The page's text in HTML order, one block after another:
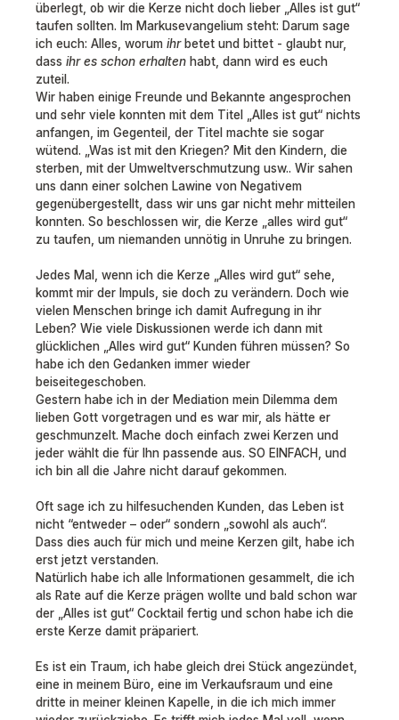
überlegt, ob wir die Kerze nicht doch lieber „Alles ist gut“
taufen sollten. Im Markusevangelium steht: Darum sage
ich euch: Alles, worum ihrbetet und bittet - glaubt nur,
dass ihr es schon erhalten habt, dann wird es euch
zuteil.
Wir haben einige Freunde und Bekannte angesprochen
und sehr viele konnten mit dem Titel „Alles ist gut“ nichts
anfangen, im Gegenteil, der Titel machte sie sogar
wütend. „Was ist mit den Kriegen? Mit den Kindern, die
sterben, mit der Umweltverschmutzung usw.. Wir sahen
uns dann einer solchen Lawine von Negativem
gegenübergestellt, dass wir uns gar nicht mehr mitteilen
konnten. So beschlossen wir, die Kerze „alles wird gut“
zu taufen, um niemanden unnötig in Unruhe zu bringen.
Jedes Mal, wenn ich die Kerze „Alles wird gut“ sehe,
kommt mir der Impuls, sie doch zu verändern. Doch wie
vielen Menschen bringe ich damit Aufregung in ihr
Leben? Wie viele Diskussionen werde ich dann mit
glücklichen „Alles wird gut“ Kunden führen müssen? So
habe ich den Gedanken immer wieder
beiseitegeschoben.
Gestern habe ich in der Mediation mein Dilemma dem
lieben Gott vorgetragen und es war mir, als hätte er
geschmunzelt. Mache doch einfach zwei Kerzen und
jeder wählt die für Ihn passende aus. SO EINFACH, und
ich bin all die Jahre nicht darauf gekommen.
Oft sage ich zu hilfesuchenden Kunden, das Leben ist
nicht “entweder – oder“ sondern „sowohl als auch“.
Dass dies auch für mich und meine Kerzen gilt, habe ich
erst jetzt verstanden.
Natürlich habe ich alle Informationen gesammelt, die ich
als Rate auf die Kerze prägen wollte und bald schon war
der „Alles ist gut“ Cocktail fertig und schon habe ich die
erste Kerze damit präpariert.
Es ist ein Traum, ich habe gleich drei Stück angezündet,
eine in meinem Büro, eine im Verkaufsraum und eine
dritte in meiner kleinen Kapelle, in die ich mich immer